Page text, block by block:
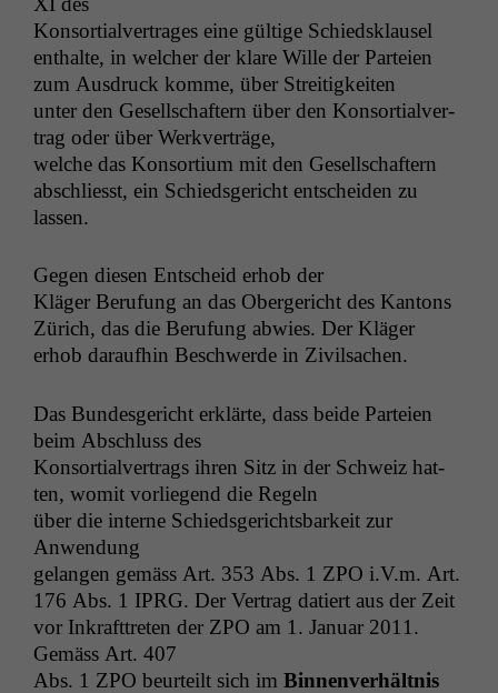
Kon­sor­tialver­trages eine gültige Schied­sklausel
enthalte, in welch­er der klare Wille der Parteien
zum Aus­druck komme, über Streitigkeiten
unter den Gesellschaftern über den Kon­sor­tialver­
trag oder über Werkverträge,
welche das Kon­sor­tium mit den Gesellschaftern
abschliesst, ein Schieds­gericht entschei­den zu
lassen.
Gegen diesen Entscheid erhob der
Kläger Beru­fung an das Oberg­ericht des Kantons
Zürich, das die Beru­fung abwies. Der Kläger
erhob daraufhin Beschw­erde in Zivilsachen.
Das Bun­des­gericht erk­lärte, dass bei­de Parteien
beim Abschluss des
Kon­sor­tialver­trags ihren Sitz in der Schweiz hat­
ten, wom­it vor­liegend die Regeln
über die interne Schieds­gerichts­barkeit zur
Anwendung
gelan­gen gemäss Art. 353 Abs. 1 ZPO i.V.m. Art.
176 Abs. 1 IPRG. Der Ver­trag datiert aus der Zeit
vor Inkraft­treten der ZPO am 1. Jan­u­ar 2011.
Gemäss Art. 407
Abs. 1 ZPO beurteilt sich im Bin­nen­ver­hält­nis